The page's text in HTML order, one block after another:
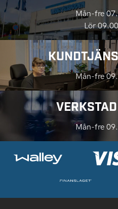
Mån-fre
Lör
Mån-fre
Mån-fre